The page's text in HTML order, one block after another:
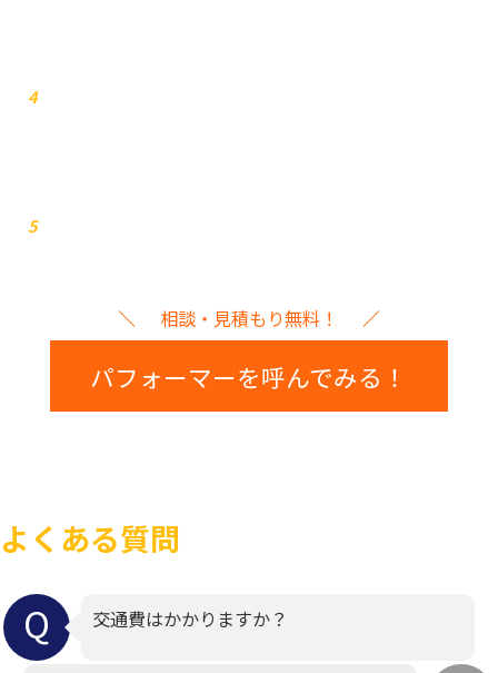
4
5
相談・見積もり無料！
パフォーマーを呼んでみる！
よくある質問
交通費はかかりますか？